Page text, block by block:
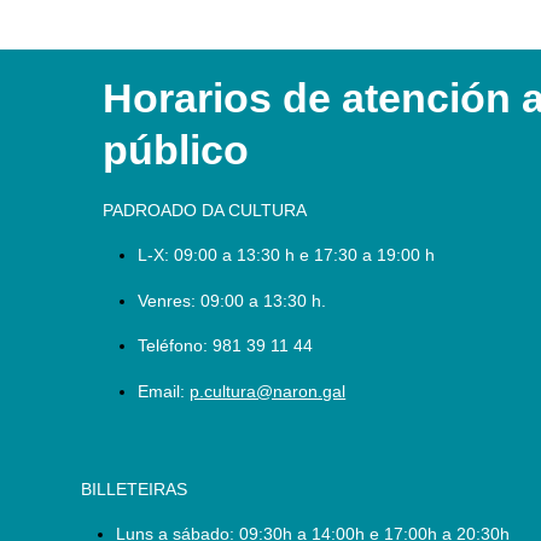
Horarios de atención
público
PADROADO DA CULTURA
L-X: 09:00 a 13:30 h e 17:30 a 19:00 h
Venres: 09:00 a 13:30 h.
Teléfono: 981 39 11 44
Email: p.cultura@naron.gal
BILLETEIRAS
Luns a sábado: 09:30h a 14:00h e 17:00h a 20:30h